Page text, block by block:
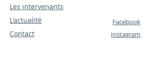
Les intervenants
L'actualité
Contact
Facebook
Instagram